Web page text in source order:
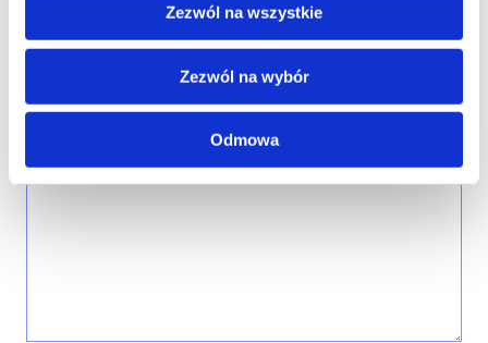
Zezwól na wszystkie
Zezwól na wybór
Odmowa
TREŚĆ WIADOMOŚCI*